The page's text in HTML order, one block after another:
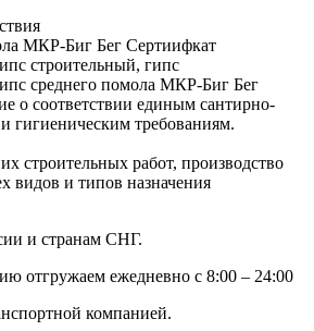
Сертиифкат
строительный, гипс
о соответствии единым сантирно-
гигиеническим требованиям.
строительных работ, производство
видов и типов назначения
и странам СНГ.
отгружаем ежедневно с 8:00 – 24:00
компанией.